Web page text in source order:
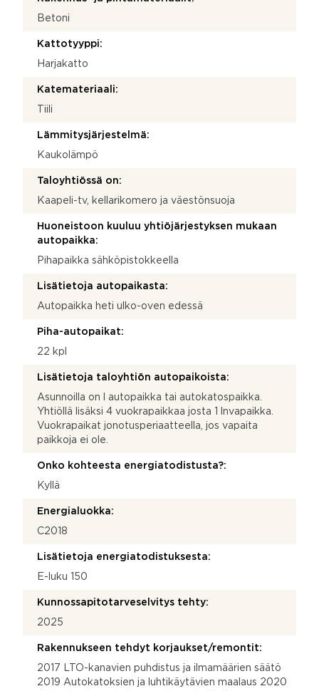
Betoni
Kattotyyppi:
Harjakatto
Katemateriaali:
Tiili
Lämmitysjärjestelmä:
Kaukolämpö
Taloyhtiössä on:
Kaapeli-tv, kellarikomero ja väestönsuoja
Huoneistoon kuuluu yhtiöjärjestyksen mukaan
autopaikka:
Pihapaikka sähköpistokkeella
Lisätietoja autopaikasta:
Autopaikka heti ulko-oven edessä
Piha-autopaikat:
22 kpl
Lisätietoja taloyhtiön autopaikoista:
Asunnoilla on l autopaikka tai autokatospaikka.
Yhtiöllä lisäksi 4 vuokrapaikkaa josta 1 lnvapaikka.
Vuokrapaikat jonotusperiaatteella, jos vapaita
paikkoja ei ole.
Onko kohteesta energiatodistusta?:
Kyllä
Energialuokka:
C2018
Lisätietoja energiatodistuksesta:
E-luku 150
Kunnossapitotarveselvitys tehty:
2025
Rakennukseen tehdyt korjaukset/remontit:
2017 LTO-kanavien puhdistus ja ilmamäärien säätö
2019 Autokatoksien ja luhtikäytävien maalaus 2020